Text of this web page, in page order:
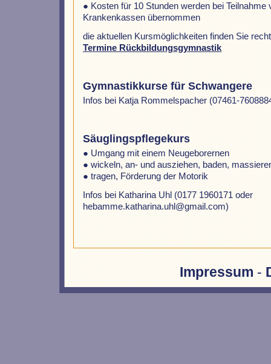
● Kosten für 10 Stunden werden bei Teilnahme
Krankenkassen übernommen
die aktuellen Kursmöglichkeiten finden Sie
Termine Rückbildungsgymnastik
Gymnastikkurse für Schwangere
Infos bei Katja Rommelspacher (07461-
Säuglingspflegekurs
● Umgang mit einem Neugeborernen
● wickeln, an- und ausziehen, baden,
● tragen, Förderung der Motorik
Infos bei Katharina Uhl (0177 1960171 oder
hebamme.katharina.uhl@gmail.com)
Impressum -